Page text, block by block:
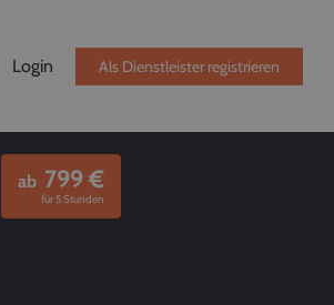
Login Als Dienstleister registrieren
ab 799€
für 5 Stunden